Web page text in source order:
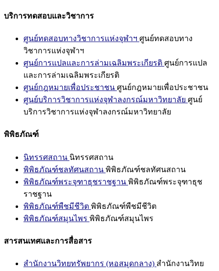
บริการทดสอบและวิชาการ
ศูนย์ทดสอบทางวิชาการแห่งจุฬาฯ ศูนย์ทดสอบทาง
วิชาการแห่งจุฬาฯ
ศูนย์การแปลและการล่ามเฉลิมพระเกียรติ ศูนย์การแปล
และการล่ามเฉลิมพระเกียรติ
ศูนย์กฎหมายเพื่อประชาชน ศูนย์กฎหมายเพื่อประชาชน
ศูนย์บริการวิชาการแห่งจุฬาลงกรณ์มหาวิทยาลัย ศูนย์
บริการวิชาการแห่งจุฬาลงกรณ์มหาวิทยาลัย
พิพิธภัณฑ์
นิทรรศสถาน นิทรรศสถาน
พิพิธภัณฑ์ชลทัศนสถาน พิพิธภัณฑ์ชลทัศนสถาน
พิพิธภัณฑ์พระจุฑาธุชราชฐาน พิพิธภัณฑ์พระจุฑาธุช
ราชฐาน
พิพิธภัณฑ์พืชมีชีวิต พิพิธภัณฑ์พืชมีชีวิต
พิพิธภัณฑ์สมุนไพร พิพิธภัณฑ์สมุนไพร
สารสนเทศและการสื่อสาร
สำนักงานวิทยทรัพยากร (หอสมุดกลาง) สำนักงานวิทย